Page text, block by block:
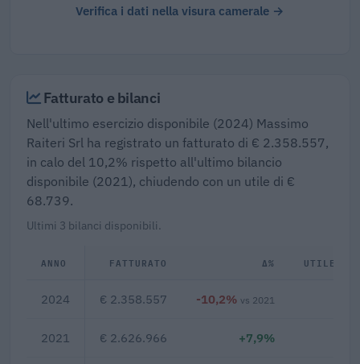
Verifica i dati nella visura camerale →
Fatturato e bilanci
Nell'ultimo esercizio disponibile (2024) Massimo
Raiteri Srl ha registrato un fatturato di € 2.358.557,
in calo del 10,2% rispetto all'ultimo bilancio
disponibile (2021), chiudendo con un utile di €
68.739.
Ultimi 3 bilanci disponibili.
ANNO FATTURATO Δ% UTILE/
2024 € 2.358.557 -10,2% vs 2021
2021 € 2.626.966 +7,9%